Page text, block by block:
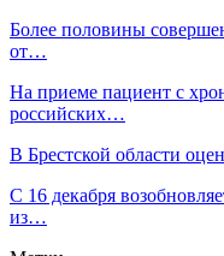
Более половины
от…
На приеме пациент с
российских…
В Брестской области
С 16 декабря
из…